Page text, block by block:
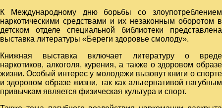
К Международному дню борьбы со злоупотреблением
наркотическими средствами и их незаконным оборотом в
детском отделе специальной библиотеки представлена
выставка литературы «Береги здоровье смолоду».
Книжная выставка включает литературу о вреде
наркотиков, алкоголя, курения, а также о здоровом образе
жизни. Особый интерес у молодежи вызовут книги о спорте
и здоровом образе жизни, так как альтернативой пагубным
привычкам является физическая культура и спорт.